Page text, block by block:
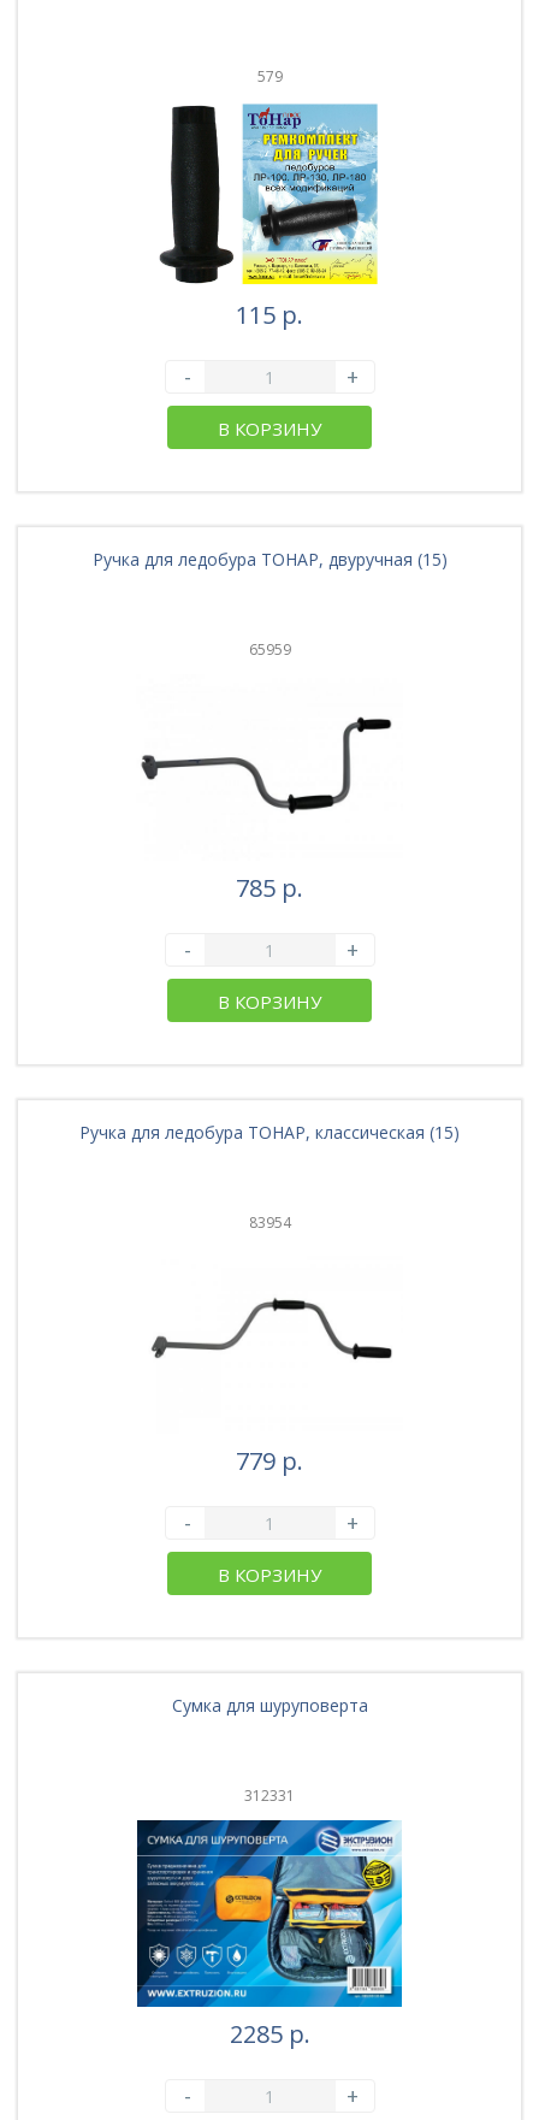
579
115 р.
- +
В КОРЗИНУ
Ручка для ледобура ТОНАР, двуручная (15)
65959
785 р.
- +
В КОРЗИНУ
Ручка для ледобура ТОНАР, классическая (15)
83954
779 р.
- +
В КОРЗИНУ
Сумка для шуруповерта
312331
2285 р.
- +